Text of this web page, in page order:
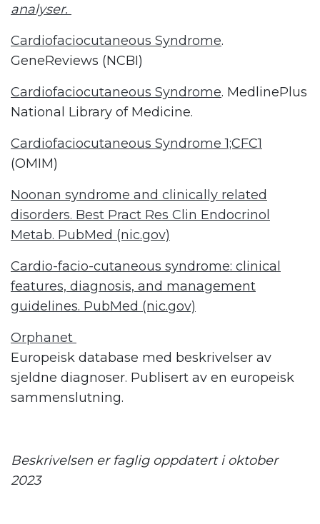
analyser.
Cardiofaciocutaneous Syndrome.
GeneReviews (NCBI)
Cardiofaciocutaneous Syndrome. MedlinePlus
National Library of Medicine.
Cardiofaciocutaneous Syndrome 1;CFC1
(OMIM)
Noonan syndrome and clinically related
disorders. Best Pract Res Clin Endocrinol
Metab. PubMed (nic.gov)
Cardio-facio-cutaneous syndrome: clinical
features, diagnosis, and management
guidelines. PubMed (nic.gov)
Orphanet
Europeisk database med beskrivelser av
sjeldne diagnoser. Publisert av en europeisk
sammenslutning.
Beskrivelsen er faglig oppdatert i oktober
2023